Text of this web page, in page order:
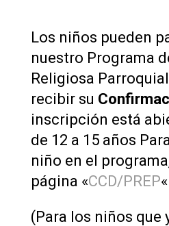
Los niños pueden
nuestro Programa
Religiosa
recibir su
inscripción está
de 12 a 15 años
niño en el
página «CCD/PREP
(Para los niños que